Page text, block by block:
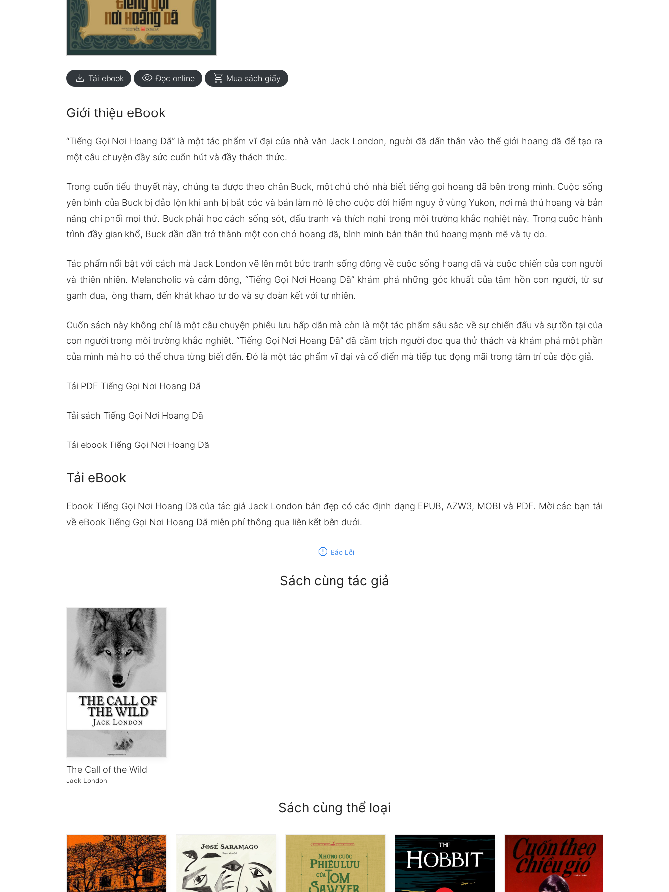
download Tải ebook visibility Đọc online shopping_cart Mua sách giấy
Giới thiệu eBook
“Tiếng Gọi Nơi Hoang Dã” là một tác phẩm vĩ đại của nhà văn Jack London, người đã dấn thân vào thế giới hoang dã để tạo ra
một câu chuyện đầy sức cuốn hút và đầy thách thức.
Trong cuốn tiểu thuyết này, chúng ta được theo chân Buck, một chú chó nhà biết tiếng gọi hoang dã bên trong mình. Cuộc sống
yên bình của Buck bị đảo lộn khi anh bị bắt cóc và bán làm nô lệ cho cuộc đời hiểm nguy ở vùng Yukon, nơi mà thú hoang và bản
năng chi phối mọi thứ. Buck phải học cách sống sót, đấu tranh và thích nghi trong môi trường khắc nghiệt này. Trong cuộc hành
trình đầy gian khổ, Buck dần dần trở thành một con chó hoang dã, bình minh bản thân thú hoang mạnh mẽ và tự do.
Tác phẩm nổi bật với cách mà Jack London vẽ lên một bức tranh sống động về cuộc sống hoang dã và cuộc chiến của con người
và thiên nhiên. Melancholic và cảm động, “Tiếng Gọi Nơi Hoang Dã” khám phá những góc khuất của tâm hồn con người, từ sự
ganh đua, lòng tham, đến khát khao tự do và sự đoàn kết với tự nhiên.
Cuốn sách này không chỉ là một câu chuyện phiêu lưu hấp dẫn mà còn là một tác phẩm sâu sắc về sự chiến đấu và sự tồn tại của
con người trong môi trường khắc nghiệt. “Tiếng Gọi Nơi Hoang Dã” đã cầm trịch người đọc qua thử thách và khám phá một phần
của mình mà họ có thể chưa từng biết đến. Đó là một tác phẩm vĩ đại và cổ điển mà tiếp tục đọng mãi trong tâm trí của độc giả.
Tải PDF Tiếng Gọi Nơi Hoang Dã
Tải sách Tiếng Gọi Nơi Hoang Dã
Tải ebook Tiếng Gọi Nơi Hoang Dã
Tải eBook
Ebook Tiếng Gọi Nơi Hoang Dã của tác giả Jack London bản đẹp có các định dạng EPUB, AZW3, MOBI và PDF. Mời các bạn tải
về eBook Tiếng Gọi Nơi Hoang Dã miễn phí thông qua liên kết bên dưới.
report Báo Lỗi
Sách cùng tác giả
The Call of the Wild
Jack London
Sách cùng thể loại